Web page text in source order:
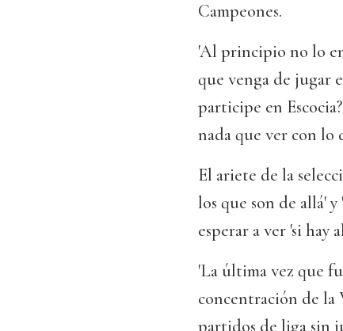
Campeones.
'Al principio no lo
que venga de jugar
participe en
nada que ver con lo
El ariete de la
los que son de allá'
esperar a ver 'si hay
'La última vez que
concentración de la
partidos de liga sin